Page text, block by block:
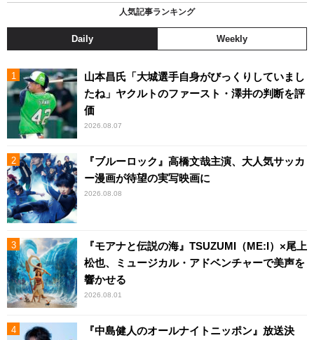
人気記事ランキング
Daily Weekly
山本昌氏「大城選手自身がびっくりしていまし
たね」ヤクルトのファースト・澤井の判断を評
価
2026.08.07
『ブルーロック』高橋文哉主演、大人気サッカ
ー漫画が待望の実写映画に
2026.08.08
『モアナと伝説の海』TSUZUMI（ME:I）×尾上
松也、ミュージカル・アドベンチャーで美声を
響かせる
2026.08.01
『中島健人のオールナイトニッポン』放送決